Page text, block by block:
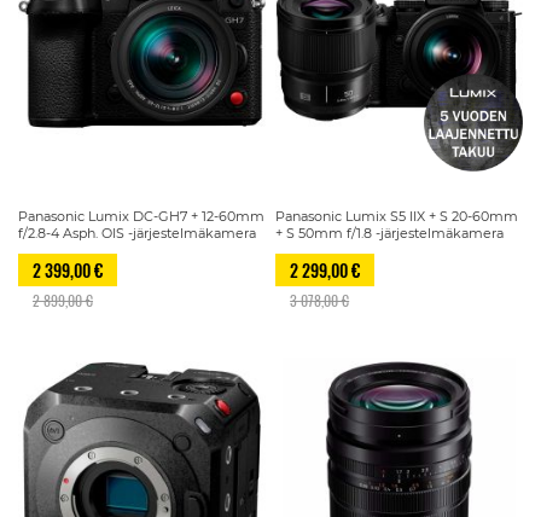
Panasonic Lumix DC-GH7 + 12-60mm
f/2.8-4 Asph. OIS -järjestelmäkamera
2 399,00 €
2 899,00 €
Panasonic Lumix S5 IIX + S 20-60mm
+ S 50mm f/1.8 -järjestelmäkamera
2 299,00 €
3 078,00 €